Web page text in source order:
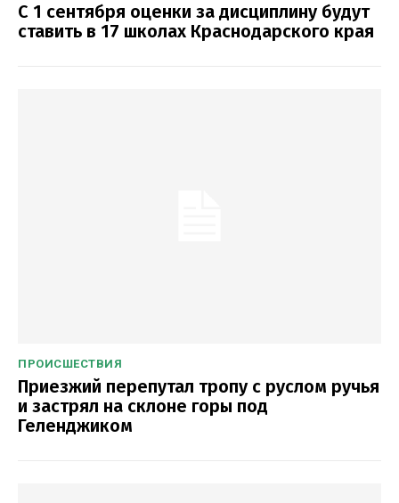
С 1 сентября оценки за дисциплину будут
ставить в 17 школах Краснодарского края
ПРОИСШЕСТВИЯ
Приезжий перепутал тропу с руслом ручья
и застрял на склоне горы под
Геленджиком